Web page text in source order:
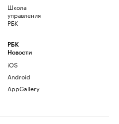
Школа
управления
РБК
РБК
Новости
iOS
Android
AppGallery